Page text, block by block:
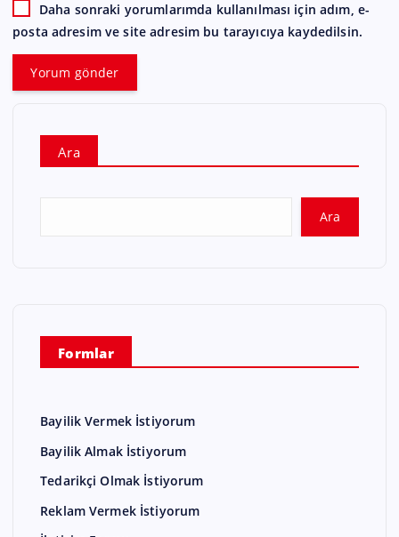
Daha sonraki yorumlarımda kullanılması için adım, e-
posta adresim ve site adresim bu tarayıcıya kaydedilsin.
Ara
Ara
Formlar
Bayilik Vermek İstiyorum
Bayilik Almak İstiyorum
Tedarikçi Olmak İstiyorum
Reklam Vermek İstiyorum